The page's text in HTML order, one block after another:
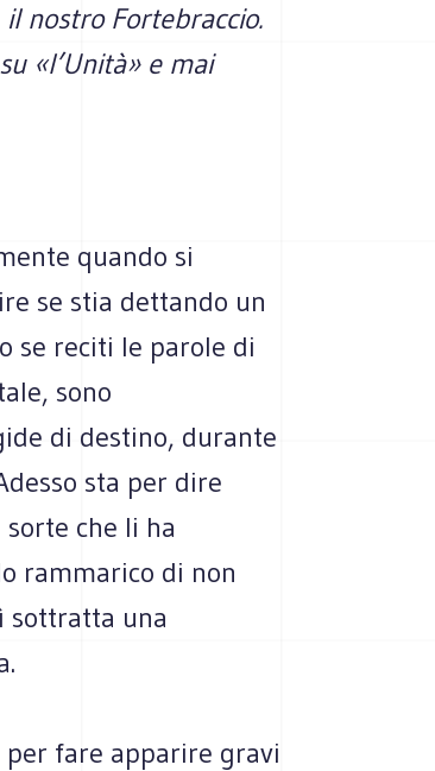
nostro Fortebraccio.
«l’Unità» e mai
quando si
se stia dettando un
se reciti le parole di
sono
di destino, durante
sta per dire
che li ha
rammarico di non
sottratta una
fare apparire gravi